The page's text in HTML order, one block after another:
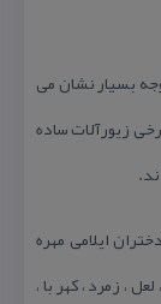
بسیار نشان می
زیورآلات ساده
ایلامی مهره
، زمرد ، كهر با ،